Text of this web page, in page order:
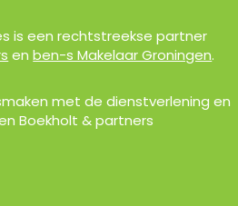
is een rechtstreekse partner
enben-s Makelaar Groningen.
met de dienstverlening en
Boekholt & partners